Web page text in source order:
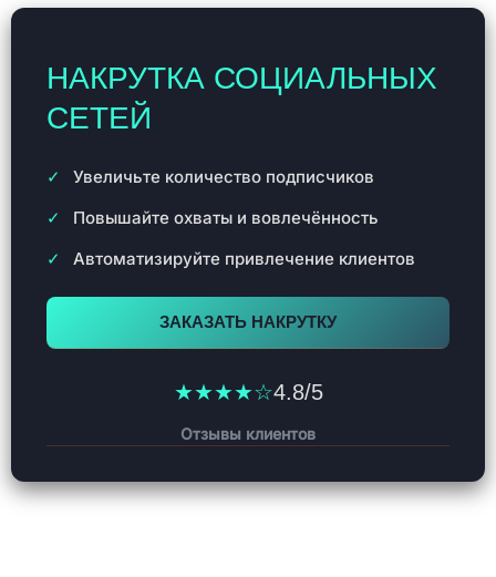
НАКРУТКА СОЦИАЛЬНЫХ
СЕТЕЙ
Увеличьте количество подписчиков
Повышайте охваты и вовлечённость
Автоматизируйте привлечение клиентов
ЗАКАЗАТЬ НАКРУТКУ
★★★★☆4.8/5
Отзывы клиентов